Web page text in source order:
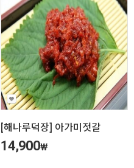
[해나루덕장] 아가미젓갈
14,900₩